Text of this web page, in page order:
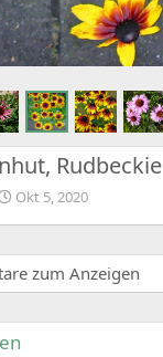
Rudbeckie
Okt 5, 2020
zum Anzeigen